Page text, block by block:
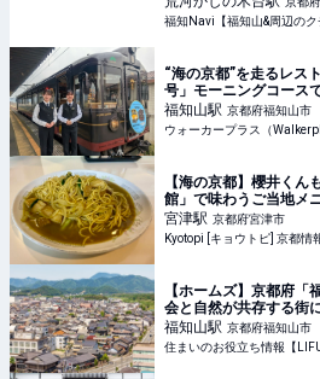
福知Navi【福知山&周辺のク
“海の京都”を走るレス
号」モーニングコース
ーカープラス
福知山駅 京都府福知山市
ウォーカープラス（
【海の京都】櫻井くん
館」で味わうご当地メ
宮津駅 京都府宮津市
Kyotopi [キョウトピ] 京都情
【ホームズ】京都府「
会と自然が共存する街
住まいのお役立ち情報
福知山駅 京都府福知山市
住まいのお役立ち情報【